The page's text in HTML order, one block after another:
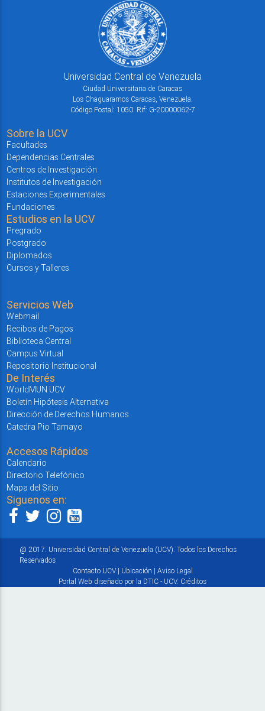
Universidad Central de Venezuela
Ciudad Universitaria de Caracas
Los Chaguaramos Caracas, Venezuela.
Código Postal: 1050. Rif: G-20000062-7
Sobre la UCV
Facultades
Dependencias Centrales
Centros de Investigación
Institutos de Investigación
Estaciones Experimentales
Fundaciones
Estudios en la UCV
Pregrado
Postgrado
Diplomados
Cursos y Talleres
Servicios Web
Webmail
Recibos de Pagos
Biblioteca Central
Campus Virtual
Repositorio Institucional
De Interés
WorldMUN UCV
Boletín Hipótesis Alternativa
Dirección de Derechos Humanos
Catedra Pio Tamayo
Accesos Rápidos
Calendario
Directorio Telefónico
Mapa del Sitio
Siguenos en:
@ 2017. Universidad Central de Venezuela (UCV). Todos los Derechos
Reservados
Contacto UCV| Ubicación | Aviso Legal
Portal Web diseñado por la DTIC - UCV. Créditos